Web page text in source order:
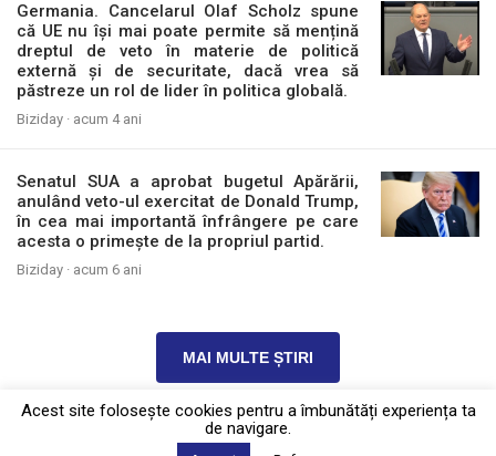
Germania. Cancelarul Olaf Scholz spune
că UE nu își mai poate permite să mențină
dreptul de veto în materie de politică
externă și de securitate, dacă vrea să
păstreze un rol de lider în politica globală.
Biziday · acum 4 ani
Senatul SUA a aprobat bugetul Apărării,
anulând veto-ul exercitat de Donald Trump,
în cea mai importantă înfrângere pe care
acesta o primește de la propriul partid.
Biziday · acum 6 ani
MAI MULTE ȘTIRI
Politica de confidențialitate
Acest site foloseşte cookies pentru a îmbunătăți experiența ta
de navigare.